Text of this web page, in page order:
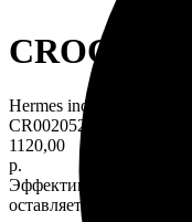
CROCK
Hermes industry
CR0020524
1120,00
р.
Эффективное моющее
оставляет разводов и